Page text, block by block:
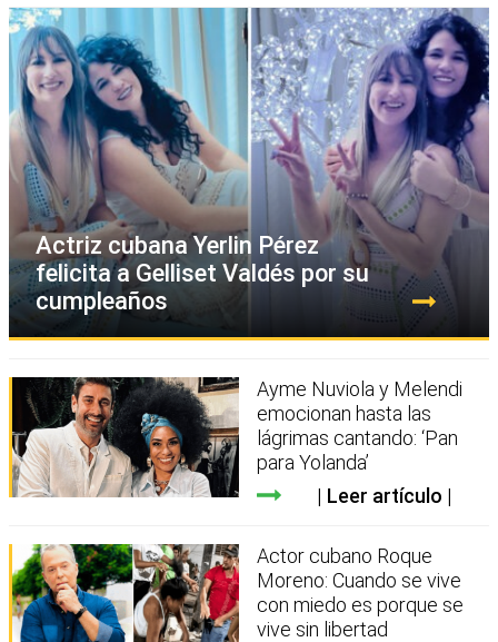
Actriz cubana Yerlin Pérez
felicita a Gelliset Valdés por su
cumpleaños
Ayme Nuviola y Melendi
emocionan hasta las
lágrimas cantando: ‘Pan
para Yolanda’
Leer artículo
Actor cubano Roque
Moreno: Cuando se vive
con miedo es porque se
vive sin libertad